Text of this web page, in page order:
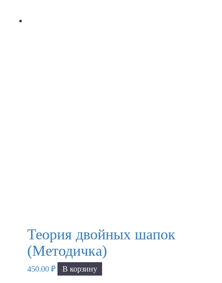
Теория двойных шапок
(Методичка)
450.00 ₽ В корзину